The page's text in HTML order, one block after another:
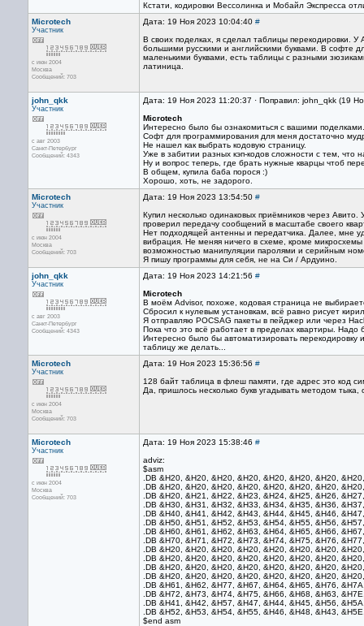
Кстати, кодировки Вессолинка и Мобайл Экспресса
Microtech
Участник
с июн 2004
Москва
Сообщений: 703
Дата: 19 Ноя 2023 10:04:40 #
В своих поделках, я сделал таблицы перекодировки.
большими русскими и английскими буквами. В софте
маленькими буквами, есть таблицы с разными
латиница.
john_qkk
Участник
с авг 2003
Санкт-Петербург
Сообщений: 4343
Дата: 19 Ноя 2023 11:20:37 · Поправил: john_qkk (19
Microtech
Интересно было бы ознакомиться с вашими поделками.
Софт для программирования для меня достаточно
Не нашел как выбрать кодовую страницу.
Уже в забитии разных кэп-кодов сложности с тем,
Ну и вопрос теперь, где брать нужные кварцы чтоб
В общем, купила баба порося :)
Хорошо, хоть, не задорого.
Microtech
Участник
с июн 2004
Москва
Сообщений: 703
Дата: 19 Ноя 2023 13:54:50 #
Купил несколько одинаковых приёмников через
проверил передачу сообщений в масштабе своего
Нет подходящей антенны и передатчика. Далее, мне
вибрация. Не меняя ничего в схеме, кроме
возможностью манипуляции паролями и серийным
Я пишу программы для себя, не на Си / Ардуино.
john_qkk
Участник
с авг 2003
Санкт-Петербург
Сообщений: 4343
Дата: 19 Ноя 2023 14:21:56 #
Microtech
В моём Advisor, похоже, кодовая страница не
Сбросил к нулевым установкам, всё равно рисует
Я отправляю POCSAG пакеты в пейджер или через
Пока что это всё работает в пределах квартиры. Надо
Интересно было бы автоматизировать
таблицу же делать...
Microtech
Участник
с июн 2004
Москва
Сообщений: 703
Дата: 19 Ноя 2023 15:36:56 #
128 байт таблица в флеш памяти, где адрес это код
Да, пришлось несколько букв угадывать методом тыка,
Microtech
Участник
с июн 2004
Москва
Сообщений: 703
Дата: 19 Ноя 2023 15:38:46 #
adviz:
$asm
.DB &H20, &H20, &H20, &H20, &H20, &H20, &H20,
.DB &H20, &H20, &H20, &H20, &H20, &H20, &H20,
.DB &H20, &H21, &H22, &H23, &H24, &H25, &H26,
.DB &H30, &H31, &H32, &H33, &H34, &H35, &H36,
.DB &H40, &H41, &H42, &H43, &H44, &H45, &H46,
.DB &H50, &H51, &H52, &H53, &H54, &H55, &H56,
.DB &H60, &H61, &H62, &H63, &H64, &H65, &H66,
.DB &H70, &H71, &H72, &H73, &H74, &H75, &H76,
.DB &H20, &H20, &H20, &H20, &H20, &H20, &H20,
.DB &H20, &H20, &H20, &H20, &H20, &H20, &H20,
.DB &H20, &H20, &H20, &H20, &H20, &H20, &H20,
.DB &H20, &H20, &H20, &H20, &H20, &H20, &H20,
.DB &H61, &H62, &H77, &H67, &H64, &H65, &H76,
.DB &H72, &H73, &H74, &H75, &H66, &H68, &H63,
.DB &H41, &H42, &H57, &H47, &H44, &H45, &H56,
.DB &H52, &H53, &H54, &H55, &H46, &H48, &H43,
$end asm